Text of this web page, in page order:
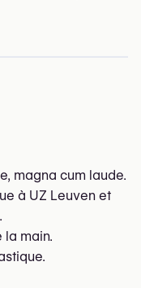
magna cum laude.
à UZ Leuven et
la main.